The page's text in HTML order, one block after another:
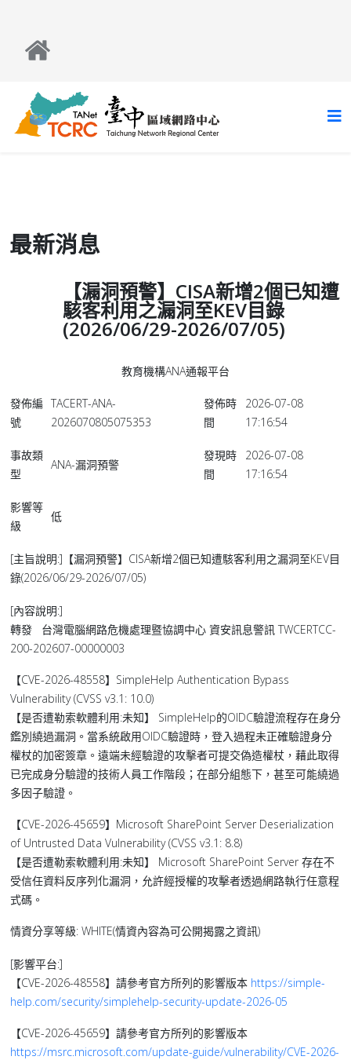
最新消息
【漏洞預警】CISA新增2個已知遭
駭客利用之漏洞至KEV目錄
(2026/06/29-2026/07/05)
教育機構ANA通報平台
發佈編
號
TACERT-ANA-
2026070805075353
發佈時
間
2026-07-08
17:16:54
事故類
型
ANA-漏洞預警
發現時
間
2026-07-08
17:16:54
影響等
級
低
[主旨說明:]【漏洞預警】CISA新增2個已知遭駭客利用之漏洞至KEV目
錄(2026/06/29-2026/07/05)
[內容說明:]
轉發 台灣電腦網路危機處理暨協調中心 資安訊息警訊 TWCERTCC-
200-202607-00000003
【CVE-2026-48558】SimpleHelp Authentication Bypass
Vulnerability (CVSS v3.1: 10.0)
【是否遭勒索軟體利用:未知】 SimpleHelp的OIDC驗證流程存在身分
鑑別繞過漏洞。當系統啟用OIDC驗證時，登入過程未正確驗證身分
權杖的加密簽章。遠端未經驗證的攻擊者可提交偽造權杖，藉此取得
已完成身分驗證的技術人員工作階段；在部分組態下，甚至可能繞過
多因子驗證。
【CVE-2026-45659】Microsoft SharePoint Server Deserialization
of Untrusted Data Vulnerability (CVSS v3.1: 8.8)
【是否遭勒索軟體利用:未知】 Microsoft SharePoint Server 存在不
受信任資料反序列化漏洞，允許經授權的攻擊者透過網路執行任意程
式碼。
情資分享等級: WHITE(情資內容為可公開揭露之資訊)
[影響平台:]
【CVE-2026-48558】請參考官方所列的影響版本 https://simple-
help.com/security/simplehelp-security-update-2026-05
【CVE-2026-45659】請參考官方所列的影響版本
https://msrc.microsoft.com/update-guide/vulnerability/CVE-2026-